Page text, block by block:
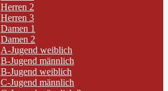
Herren 2
Herren 3
Damen 1
Damen 2
A-Jugend weiblich
B-Jugend männlich
B-Jugend weiblich
C-Jugend männlich